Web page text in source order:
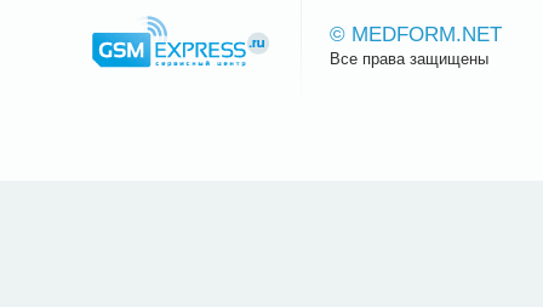
© MEDFORM.NET
Все права защищены